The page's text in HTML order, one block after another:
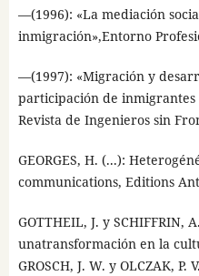
—(1996): «La mediación
inmigración»,Entorno
—(1997): «Migración y
participación de inmigrantes
Revista de Ingenieros sin
GEORGES, H. (...):
communications, Editions
GOTTHEIL, J. y SCHIFFRIN,
unatransformación en la
GROSCH, J. W. y OLCZAK,